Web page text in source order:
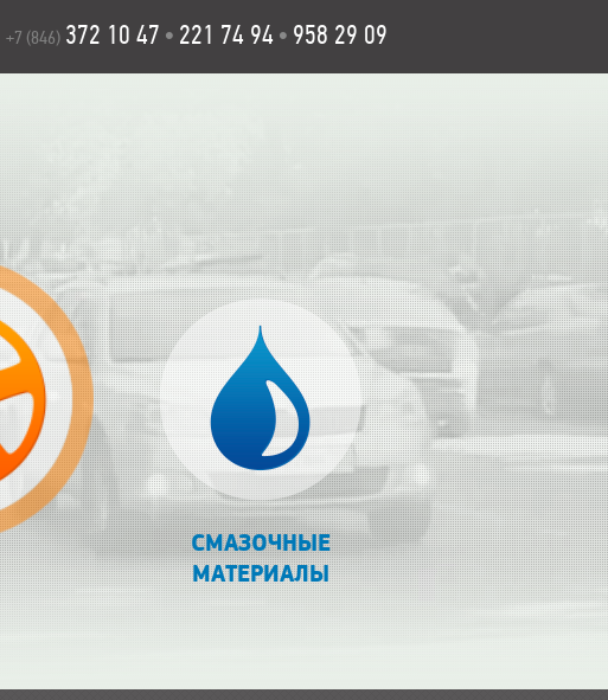
+7 (846) 372 10 47 • 221 74 94 • 958 29 09
СМАЗОЧНЫЕ
МАТЕРИАЛЫ